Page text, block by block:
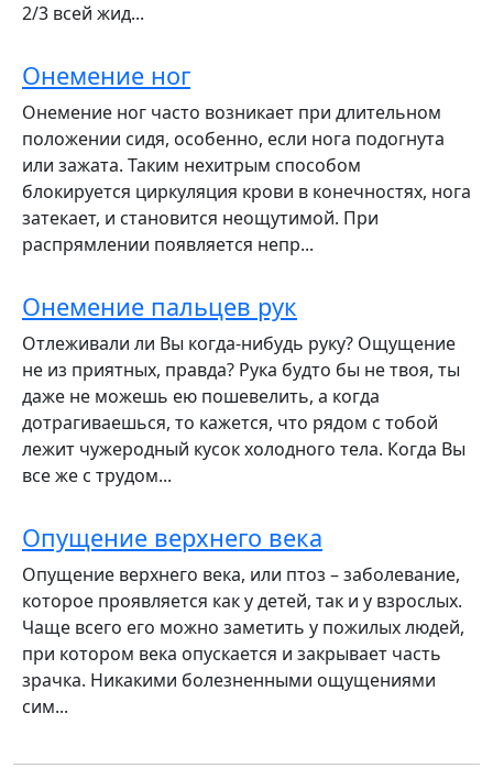
2/3 всей жид...
Онемение ног
Онемение ног часто возникает при длительном
положении сидя, особенно, если нога подогнута
или зажата. Таким нехитрым способом
блокируется циркуляция крови в конечностях, нога
затекает, и становится неощутимой. При
распрямлении появляется непр...
Онемение пальцев рук
Отлеживали ли Вы когда-нибудь руку? Ощущение
не из приятных, правда? Рука будто бы не твоя, ты
даже не можешь ею пошевелить, а когда
дотрагиваешься, то кажется, что рядом с тобой
лежит чужеродный кусок холодного тела. Когда Вы
все же с трудом...
Опущение верхнего века
Опущение верхнего века, или птоз – заболевание,
которое проявляется как у детей, так и у взрослых.
Чаще всего его можно заметить у пожилых людей,
при котором века опускается и закрывает часть
зрачка. Никакими болезненными ощущениями
сим...